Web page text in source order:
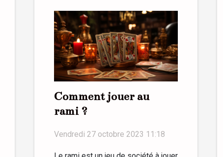
Comment jouer au
rami ?
Vendredi 27 octobre 2023 11:18